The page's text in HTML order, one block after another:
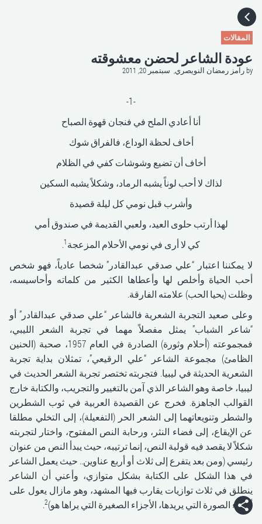
المقالات
عودة الشاعر لحضن معشوقته
byرامز رمضان النويصري, سبتمبر 20, 2011
-1-
أنا أعادي الملح في فنجان قهوة الصباح
أخاف لحظة الوداع، فالفراق شوك
أخاف أن تضيع وشوشات كفي في الظلام
لذاك لا أحب لوناً يشبه الرماد، وشكلاً يشبه السكين
وأشرب قبل نومي كل ليلة قصيدة
لهذا أرتب حلوى العيد، ولعبي القديمة في صندوق أمي
كي لا أرى في نومي الأحلام المزعجة1
.
لا يمكننا اعتبار “علي صدقي عبدالقادر” شخصا عادياً، فهو شخص
أحب الحياة وأخلص لها وأعطاها الكثير من كلماته وأحاسيسه،
وظلت (يحيا الحب) علامته الفارقة.
وعلى صعيد التجربة الشعرية فالشاعر “علي صدقي عبدالقادر” أو
“شاعر الشباب” يمثل مفصلاً مهما في تجربة الشعر الليبي،
فمجموعته (أحلام وثورة) الصادرة في العام 1957، صحبة (الحنين
الظامئ) مجموعة الشاعر “علي الرقيعي”، تمثلان بداية تجربة
الشعرية الحديثة في ليبيا. فتجربته تختصر تجربة الشعر الحديث في
ليبيا، خاصة وهو الشاعر الذي آمن بالتغيير والتجريب، والكتابة خارج
القوالب الجاهزة. فخرج عن القصيدة العربية في ثوب الشطرين
والشطر وتنويعاتهما إلى الشعر الحر (التفعيلة)، إلى التخلي مطلقا
عن الإيقاع، إلى فضاء النثر، ورحابة النص المفتوح، واختار لتجربته
شكلاً لا يقصد فيه قولبة النص، إنما ترتيبه، حيث يبدأ النص من عنوان
رئيسي (ومن بعد يتفرع إلى ثلاث أو أربع عناوين.. حيث يعمل الشاعر
في هذا الشكل على الكتابة بشكل متوازي، وأعني أن الشاعر
ينطلق في ثلاث توازيات يقارب فيها المشهد، وهو مازال يعول على
أجزاء الصورة التي يريدها، الأجزاء الصغيرة التي يراها هو)2
.
HOME
CATEGORIES